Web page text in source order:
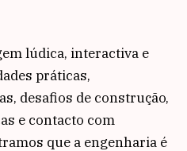
lúdica, interactiva e
práticas,
desafios de construção,
e contacto com
que a engenharia é